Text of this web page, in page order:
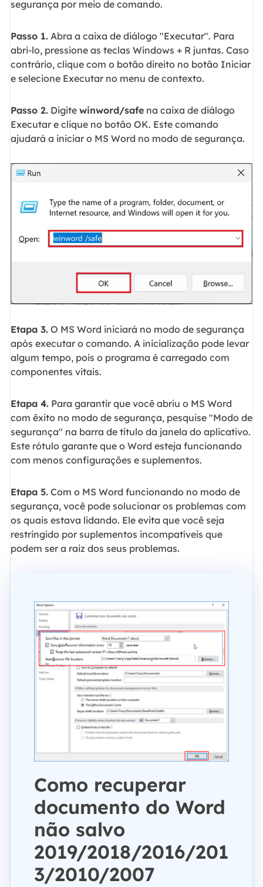
segurança por meio de comando.
Passo 1.Abra a caixa de diálogo "Executar". Para
abri-lo, pressione as teclas Windows + R juntas. Caso
contrário, clique com o botão direito no botão Iniciar
e selecione Executar no menu de contexto.
Passo 2.Digite winword/safena caixa de diálogo
Executar e clique no botão OK. Este comando
ajudará a iniciar o MS Word no modo de segurança.
Etapa 3.O MS Word iniciará no modo de segurança
após executar o comando. A inicialização pode levar
algum tempo, pois o programa é carregado com
componentes vitais.
Etapa 4.Para garantir que você abriu o MS Word
com êxito no modo de segurança, pesquise "Modo de
segurança" na barra de título da janela do aplicativo.
Este rótulo garante que o Word esteja funcionando
com menos configurações e suplementos.
Etapa 5.Com o MS Word funcionando no modo de
segurança, você pode solucionar os problemas com
os quais estava lidando. Ele evita que você seja
restringido por suplementos incompatíveis que
podem ser a raiz dos seus problemas.
Como recuperar
documento do Word
não salvo
2019/2018/2016/201
3/2010/2007